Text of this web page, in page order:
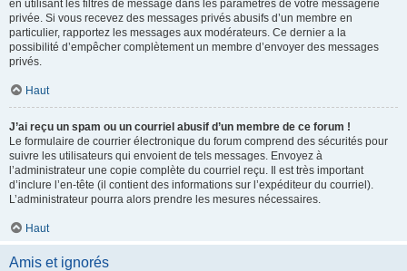
en utilisant les filtres de message dans les paramètres de votre messagerie
privée. Si vous recevez des messages privés abusifs d’un membre en
particulier, rapportez les messages aux modérateurs. Ce dernier a la
possibilité d’empêcher complètement un membre d’envoyer des messages
privés.
Haut
J’ai reçu un spam ou un courriel abusif d’un membre de ce forum !
Le formulaire de courrier électronique du forum comprend des sécurités pour
suivre les utilisateurs qui envoient de tels messages. Envoyez à
l’administrateur une copie complète du courriel reçu. Il est très important
d’inclure l’en-tête (il contient des informations sur l’expéditeur du courriel).
L’administrateur pourra alors prendre les mesures nécessaires.
Haut
Amis et ignorés